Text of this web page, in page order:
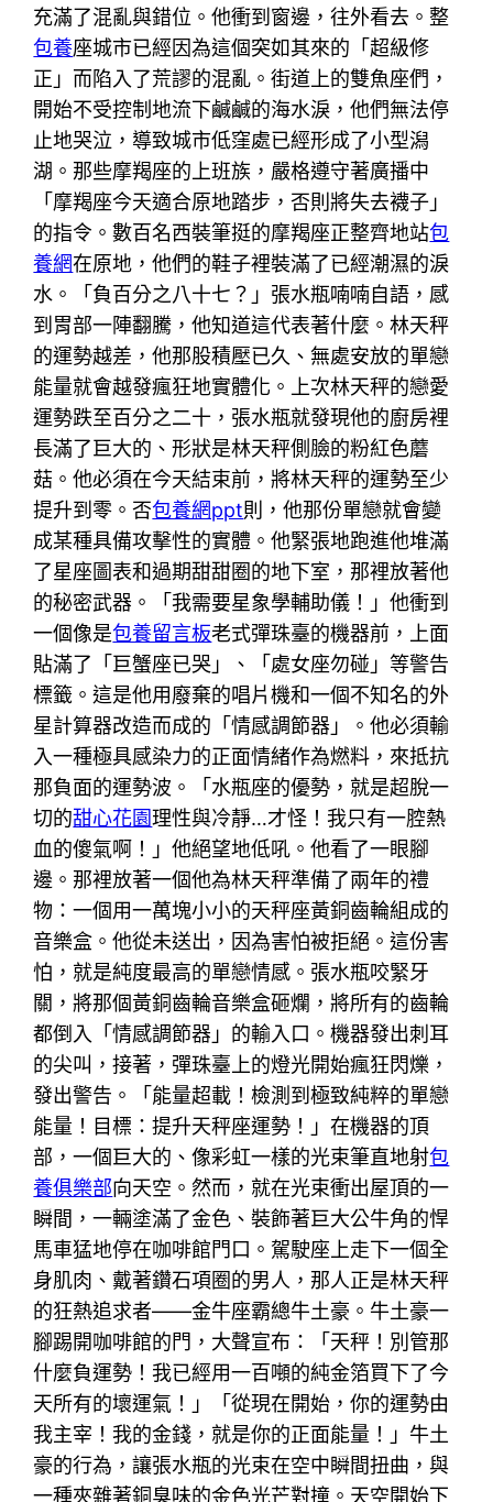
充滿了混亂與錯位。他衝到窗邊，往外看去。整
包養座城市已經因為這個突如其來的「超級修
正」而陷入了荒謬的混亂。街道上的雙魚座們，
開始不受控制地流下鹹鹹的海水淚，他們無法停
止地哭泣，導致城市低窪處已經形成了小型潟
湖。那些摩羯座的上班族，嚴格遵守著廣播中
「摩羯座今天適合原地踏步，否則將失去襪子」
的指令。數百名西裝筆挺的摩羯座正整齊地站包
養網在原地，他們的鞋子裡裝滿了已經潮濕的淚
水。「負百分之八十七？」張水瓶喃喃自語，感
到胃部一陣翻騰，他知道這代表著什麼。林天秤
的運勢越差，他那股積壓已久、無處安放的單戀
能量就會越發瘋狂地實體化。上次林天秤的戀愛
運勢跌至百分之二十，張水瓶就發現他的廚房裡
長滿了巨大的、形狀是林天秤側臉的粉紅色蘑
菇。他必須在今天結束前，將林天秤的運勢至少
提升到零。否包養網ppt則，他那份單戀就會變
成某種具備攻擊性的實體。他緊張地跑進他堆滿
了星座圖表和過期甜甜圈的地下室，那裡放著他
的秘密武器。「我需要星象學輔助儀！」他衝到
一個像是包養留言板老式彈珠臺的機器前，上面
貼滿了「巨蟹座已哭」、「處女座勿碰」等警告
標籤。這是他用廢棄的唱片機和一個不知名的外
星計算器改造而成的「情感調節器」。他必須輸
入一種極具感染力的正面情緒作為燃料，來抵抗
那負面的運勢波。「水瓶座的優勢，就是超脫一
切的甜心花園理性與冷靜…才怪！我只有一腔熱
血的傻氣啊！」他絕望地低吼。他看了一眼腳
邊。那裡放著一個他為林天秤準備了兩年的禮
物：一個用一萬塊小小的天秤座黃銅齒輪組成的
音樂盒。他從未送出，因為害怕被拒絕。這份害
怕，就是純度最高的單戀情感。張水瓶咬緊牙
關，將那個黃銅齒輪音樂盒砸爛，將所有的齒輪
都倒入「情感調節器」的輸入口。機器發出刺耳
的尖叫，接著，彈珠臺上的燈光開始瘋狂閃爍，
發出警告。「能量超載！檢測到極致純粹的單戀
能量！目標：提升天秤座運勢！」在機器的頂
部，一個巨大的、像彩虹一樣的光束筆直地射包
養俱樂部向天空。然而，就在光束衝出屋頂的一
瞬間，一輛塗滿了金色、裝飾著巨大公牛角的悍
馬車猛地停在咖啡館門口。駕駛座上走下一個全
身肌肉、戴著鑽石項圈的男人，那人正是林天秤
的狂熱追求者——金牛座霸總牛土豪。牛土豪一
腳踢開咖啡館的門，大聲宣布：「天秤！別管那
什麼負運勢！我已經用一百噸的純金箔買下了今
天所有的壞運氣！」「從現在開始，你的運勢由
我主宰！我的金錢，就是你的正面能量！」牛土
豪的行為，讓張水瓶的光束在空中瞬間扭曲，與
一種夾雜著銅臭味的金色光芒對撞。天空開始下